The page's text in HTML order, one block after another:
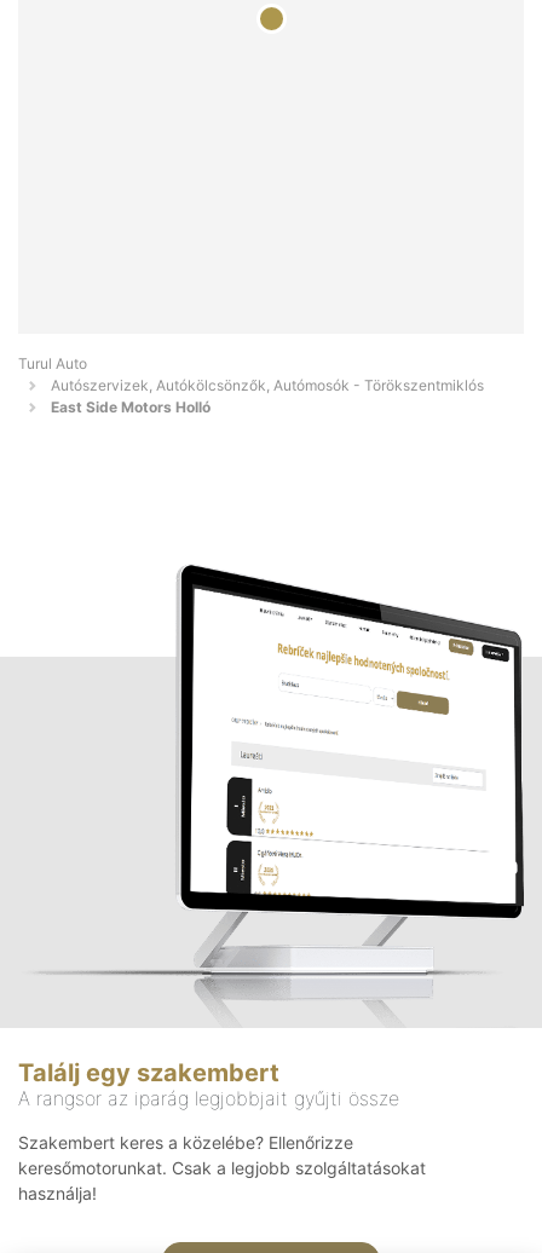
Turul Auto
Autószervizek, Autókölcsönzők, Autómosók - Törökszentmiklós
East Side Motors Holló
Találj egy szakembert
A rangsor az iparág legjobbjait gyűjti össze
Szakembert keres a közelébe? Ellenőrizze
keresőmotorunkat. Csak a legjobb szolgáltatásokat
használja!